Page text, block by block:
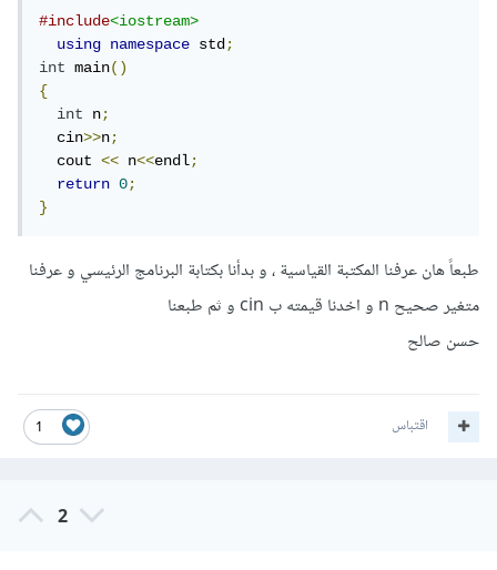
#include<iostream>
using
namespace std;
int main()
{
int
n;
  cin
>>n;
  cout
<< n<<endl;
return
0;
}
طبعاً هان عرفنا المكتبة القياسية ، و بدأنا بكتابة البرنامج الرئيسي و عرفنا
متغير صحيح n و اخدنا قيمته ب cin و ثم طبعنا
حسن صالح
1 اقتباس
2